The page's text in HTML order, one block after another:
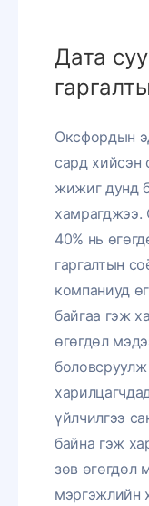
Дата
Оксфордын
сард хийсэн
жижиг дунд
хамрагджээ.
40% нь
гаргалтын
компаниуд
байгаа гэж
өгөгдөл
боловсруулж
үйлчилгээ
байна гэж
зөв өгөгдөл
мэргэжлийн